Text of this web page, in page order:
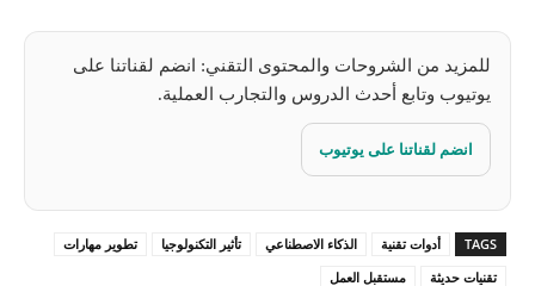
للمزيد من الشروحات والمحتوى التقني: انضم لقناتنا على
يوتيوب وتابع أحدث الدروس والتجارب العملية.
انضم لقناتنا على يوتيوب
TAGS أدوات تقنية الذكاء الاصطناعي تأثير التكنولوجيا
تطوير مهارات
تقنيات حديثة
مستقبل العمل